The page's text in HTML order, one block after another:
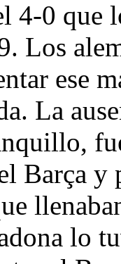
4-0 que
Los
ese
La
Barça y
lo